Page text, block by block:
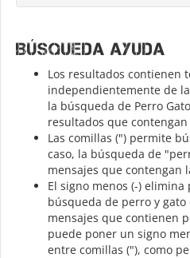
Búsqueda ayuda
Los resultados contienen
independientemente de
la búsqueda de Perro
resultados que
Las comillas (") permite
caso, la búsqueda de
mensajes que contengan
El signo menos (-) elimina
búsqueda de perro y gato
mensajes que contienen
puede poner un signo
entre comillas ("), como